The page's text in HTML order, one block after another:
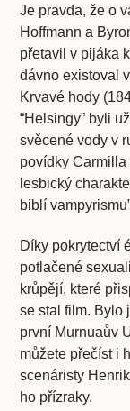
Je pravda, že o
Hoffmann a
přetavil v pijáka
dávno existoval
Krvavé hody
“Helsingy” byli
svěcené vody v
povídky Carmilla
lesbický
biblí
Díky pokrytectví
potlačené
krůpějí, které
se stal film. Bylo
první Murnuaův
můžete přečíst i
scenáristy
ho přízraky.